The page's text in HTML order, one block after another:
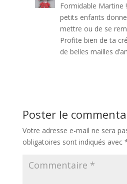
Formidable Martine
petits enfants
mettre ou de se
Profite bien de ta
de belles mailles
Poster le
Votre adresse e-mail ne sera
obligatoires sont indiqués avec